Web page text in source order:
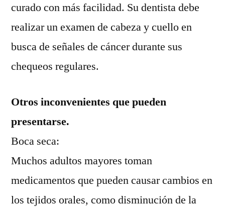
curado con más facilidad. Su dentista debe
realizar un examen de cabeza y cuello en
busca de señales de cáncer durante sus
chequeos regulares.
Otros inconvenientes que pueden
presentarse.
Boca seca:
Muchos adultos mayores toman
medicamentos que pueden causar cambios en
los tejidos orales, como disminución de la